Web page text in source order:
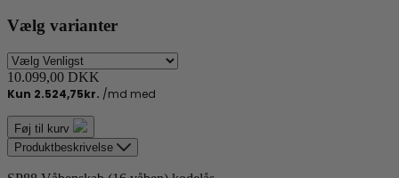
Vælg varianter
10.099,00 DKK
Føj til kurv
Produktbeskrivelse